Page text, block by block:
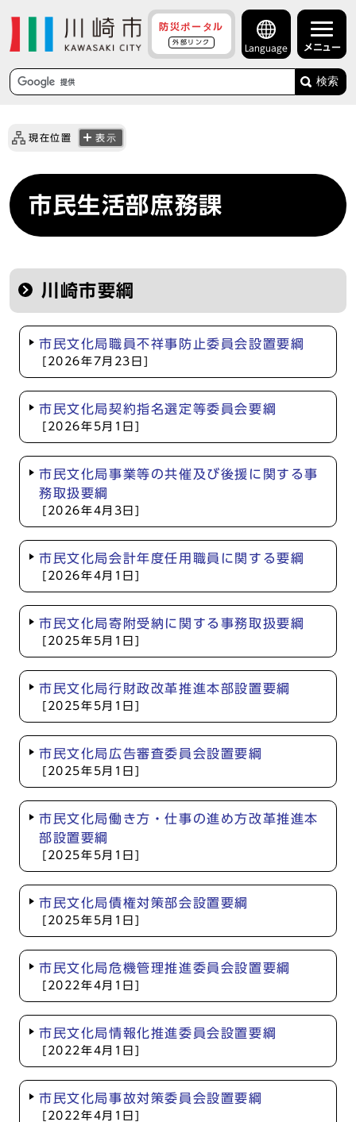
防災ポータル
外部リンク
Language メニュー
検索
現在位置 表示
市民生活部庶務課
川崎市要綱
市民文化局職員不祥事防止委員会設置要綱
[2026年7月23日]
市民文化局契約指名選定等委員会要綱
[2026年5月1日]
市民文化局事業等の共催及び後援に関する事
務取扱要綱
[2026年4月3日]
市民文化局会計年度任用職員に関する要綱
[2026年4月1日]
市民文化局寄附受納に関する事務取扱要綱
[2025年5月1日]
市民文化局行財政改革推進本部設置要綱
[2025年5月1日]
市民文化局広告審査委員会設置要綱
[2025年5月1日]
市民文化局働き方・仕事の進め方改革推進本
部設置要綱
[2025年5月1日]
市民文化局債権対策部会設置要綱
[2025年5月1日]
市民文化局危機管理推進委員会設置要綱
[2022年4月1日]
市民文化局情報化推進委員会設置要綱
[2022年4月1日]
市民文化局事故対策委員会設置要綱
[2022年4月1日]